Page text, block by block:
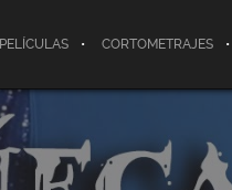
PELÍCULAS CORTOMETRAJES